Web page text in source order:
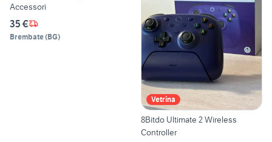
Accessori
35 €
Brembate(BG)
Vetrina
8Bitdo Ultimate 2 Wireless
Controller